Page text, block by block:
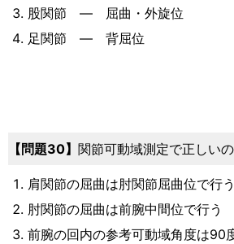
股関節 ― 屈曲・外旋位
足関節 ― 背屈位
30 関節可動域測定で正しいの
肩関節の屈曲は肘関節屈曲位で行う
肘関節の屈曲は前腕中間位で行う
前腕の回内の参考可動域角度は90